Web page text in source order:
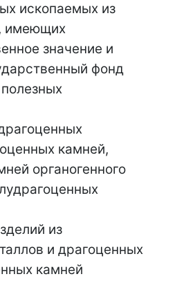
ископаемых из
имеющих
значение и
фонд
камней,
органогенного
из
и драгоценных
камней